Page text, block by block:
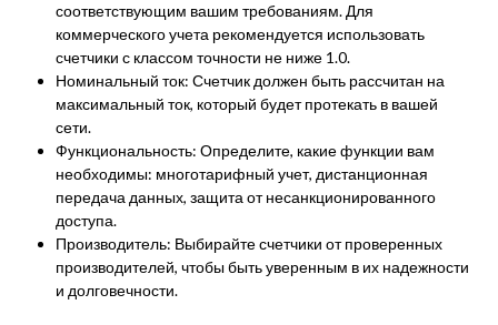
соответствующим вашим требованиям. Для
коммерческого учета рекомендуется использовать
счетчики с классом точности не ниже 1.0.
Номинальный ток: Счетчик должен быть рассчитан на
максимальный ток, который будет протекать в вашей
сети.
Функциональность: Определите, какие функции вам
необходимы: многотарифный учет, дистанционная
передача данных, защита от несанкционированного
доступа.
Производитель: Выбирайте счетчики от проверенных
производителей, чтобы быть уверенным в их надежности
и долговечности.